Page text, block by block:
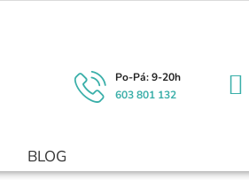
603 801 132
BLOG